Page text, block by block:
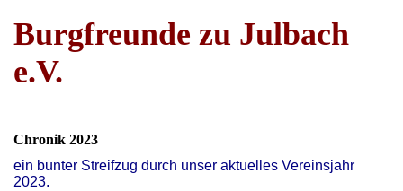
Burgfreunde zu Julbach
e.V.
Chronik 2023
ein bunter Streifzug durch unser aktuelles Vereinsjahr
2023.